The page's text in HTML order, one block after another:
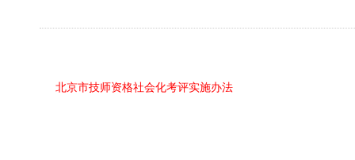
北京市技师资格社会化考评实施办法